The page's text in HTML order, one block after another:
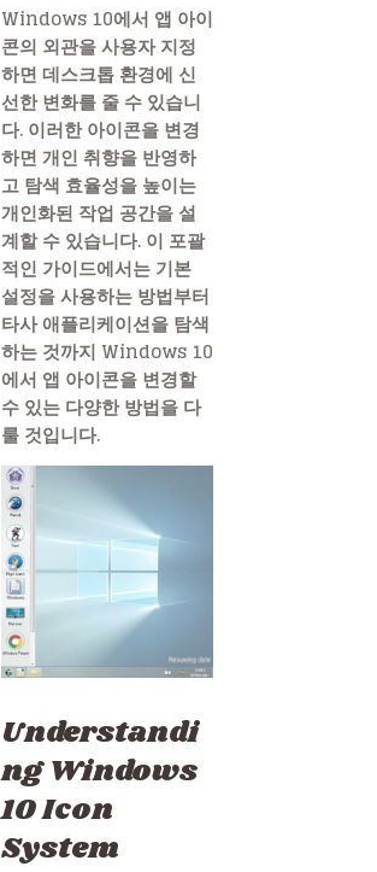
Windows 10에서 앱 아이
콘의 외관을 사용자 지정
하면 데스크톱 환경에 신
선한 변화를 줄 수 있습니
다. 이러한 아이콘을 변경
하면 개인 취향을 반영하
고 탐색 효율성을 높이는
개인화된 작업 공간을 설
계할 수 있습니다. 이 포괄
적인 가이드에서는 기본
설정을 사용하는 방법부터
타사 애플리케이션을 탐색
하는 것까지 Windows 10
에서 앱 아이콘을 변경할
수 있는 다양한 방법을 다
룰 것입니다.
Understandi
ng Windows
10 Icon
System